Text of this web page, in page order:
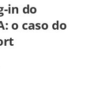
in do
o caso do